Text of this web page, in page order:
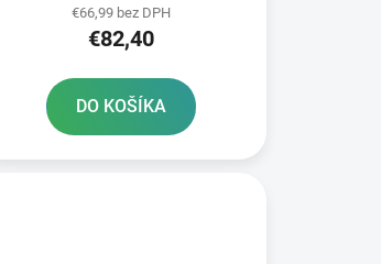
€66,99 bez DPH
€82,40
DO KOŠÍKA